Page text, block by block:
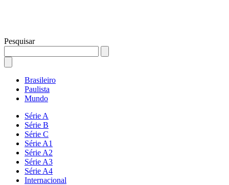
Pesquisar
Brasileiro
Paulista
Mundo
Série A
Série B
Série C
Série A1
Série A2
Série A3
Série A4
Internacional